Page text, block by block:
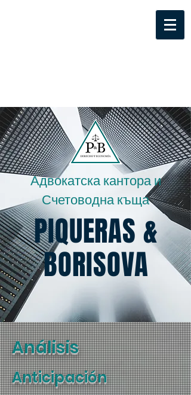
Адвокатска кантора и
Счетоводна къща
PIQUERAS &
BORISOVA
Análisis
Anticipación